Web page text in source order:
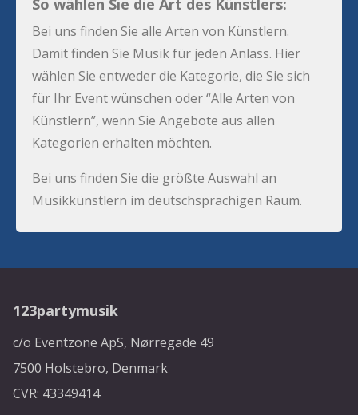
Bei uns finden Sie alle Arten von Künstlern.
Damit finden Sie Musik für jeden Anlass. Hier
wählen Sie entweder die Kategorie, die Sie sich
für Ihr Event wünschen oder “Alle Arten von
Künstlern”, wenn Sie Angebote aus allen
Kategorien erhalten möchten.
Bei uns finden Sie die größte Auswahl an
Musikkünstlern im deutschsprachigen Raum.
123partymusik
c/o Eventzone ApS, Nørregade 49
7500 Holstebro, Denmark
CVR: 43349414